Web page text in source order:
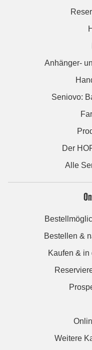
Anhänger-
Seniovo:
Der
Alle
Bestellen &
Kaufen & in
Weitere